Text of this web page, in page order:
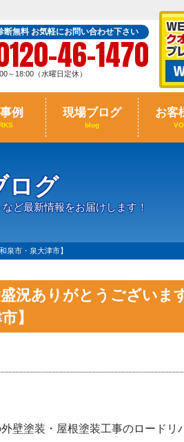
断無料 お気軽にお問い合わせ下さい
46-1470
～18:00（水曜日定休）
例 現場ブログ
blog
お客
ログ
ど最新情報をお届けします！
泉市・泉大津市】
況ありがとうございま
】
壁塗装・屋根塗装工事のロードリ